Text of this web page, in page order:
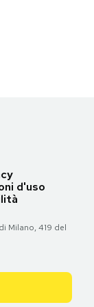
d'uso
Milano, 419 del